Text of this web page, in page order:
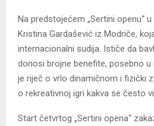
Na predstojećem „Sertini openu“
Kristina Gardašević iz Modriče,
internacionalni sudija. Ističe da
donosi brojne benefite, posebno
je riječ o vrlo dinamičnom i fizički
o rekreativnoj igri kakva se često
Start četvrtog „Sertini opena“